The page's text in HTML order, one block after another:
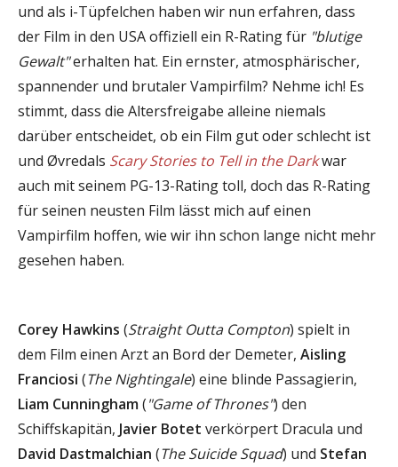
und als i-Tüpfelchen haben wir nun erfahren, dass
der Film in den USA offiziell ein R-Rating für "blutige
Gewalt"erhalten hat. Ein ernster, atmosphärischer,
spannender und brutaler Vampirfilm? Nehme ich! Es
stimmt, dass die Altersfreigabe alleine niemals
darüber entscheidet, ob ein Film gut oder schlecht ist
und Øvredals Scary Stories to Tell in the Darkwar
auch mit seinem PG-13-Rating toll, doch das R-Rating
für seinen neusten Film lässt mich auf einen
Vampirfilm hoffen, wie wir ihn schon lange nicht mehr
gesehen haben.
Corey Hawkins (Straight Outta Compton) spielt in
dem Film einen Arzt an Bord der Demeter, Aisling
Franciosi (The Nightingale) eine blinde Passagierin,
Liam Cunningham("Game of Thrones") den
Schiffskapitän, Javier Botet verkörpert Dracula und
David Dastmalchian (The Suicide Squad) und Stefan